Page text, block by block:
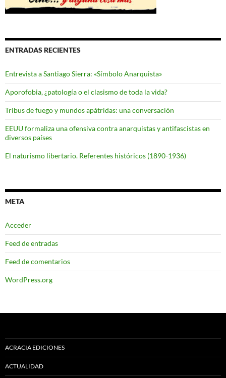
ENTRADAS RECIENTES
Entrevista a Santiago Sierra: «Símbolo Anarquista»
Aporofobia, ¿patología o el clasismo de toda la vida?
Tribus de fuego y mundos apátridas: una conversación
EEUU formaliza una ofensiva contra anarquistas y antifascistas en
diversos países
El naturismo libertario. Referentes históricos (1890-1936)
META
Acceder
Feed de entradas
Feed de comentarios
WordPress.org
ACRACIA EDICIONES
ACTUALIDAD